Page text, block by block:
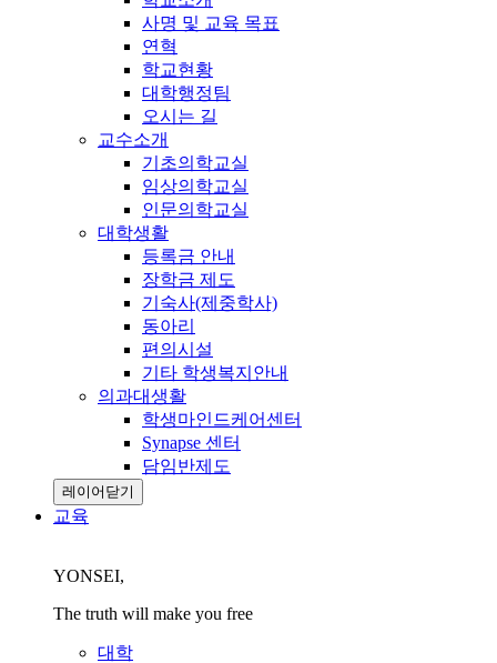
사명 및 교육 목표
연혁
학교현황
대학행정팀
오시는 길
교수소개
기초의학교실
임상의학교실
인문의학교실
대학생활
등록금 안내
장학금 제도
기숙사(제중학사)
동아리
편의시설
기타 학생복지안내
의과대생활
학생마인드케어센터
Synapse 센터
담임반제도
레이어닫기
교육
YONSEI,
The truth will make you free
대학